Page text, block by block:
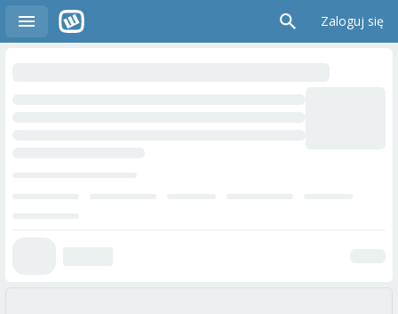
Zaloguj się